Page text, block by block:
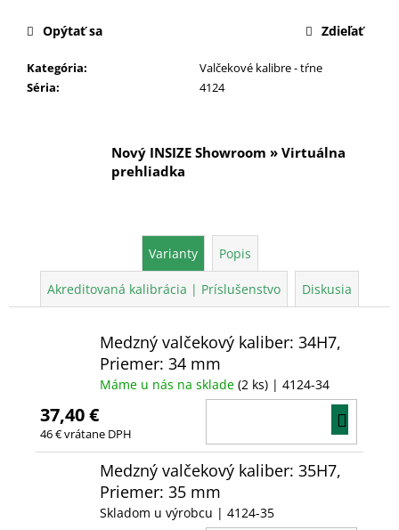
Kategória:
Valčekové kalibre - tŕne
Séria: 4124
Opýtať sa Zdieľať
Nový INSIZE Showroom » Virtuálna
prehliadka
Varianty Popis
Akreditovaná kalibrácia | Príslušenstvo Diskusia
Medzný valčekový kaliber: 34H7,
Priemer: 34 mm
Máme u nás na sklade (2 ks) | 4124-34
37,40 €
46 € vrátane DPH
Medzný valčekový kaliber: 35H7,
Priemer: 35 mm
Skladom u výrobcu | 4124-35